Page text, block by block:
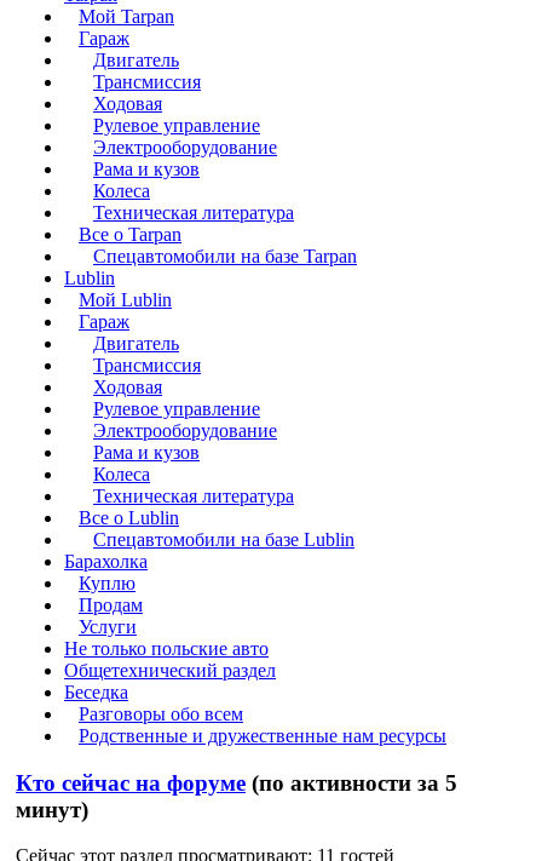
Мой Tarpan
Гараж
Двигатель
Трансмиссия
Ходовая
Рулевое управление
Электрооборудование
Рама и кузов
Колеса
Техническая литература
Все о Tarpan
Спецавтомобили на базе Tarpan
Lublin
Мой Lublin
Гараж
Двигатель
Трансмиссия
Ходовая
Рулевое управление
Электрооборудование
Рама и кузов
Колеса
Техническая литература
Все о Lublin
Спецавтомобили на базе Lublin
Барахолка
Куплю
Продам
Услуги
Не только польские авто
Общетехнический раздел
Беседка
Разговоры обо всем
Родственные и дружественные нам ресурсы
Кто сейчас на форуме (по активности за 5
минут)
Сейчас этот раздел просматривают: 11 гостей